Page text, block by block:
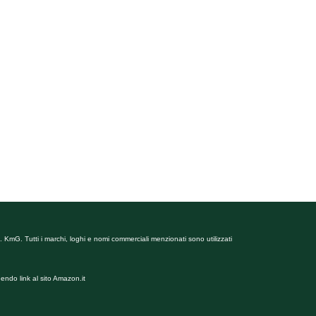
Tutti i marchi, loghi e nomi commerciali menzionati sono utilizzati
link al sito Amazon.it